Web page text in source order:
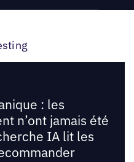
: les
n’ont jamais été
IA lit les